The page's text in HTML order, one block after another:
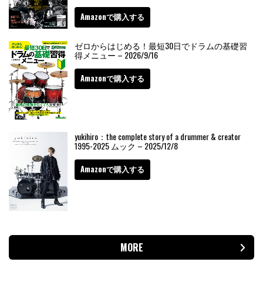
Amazonで購入する
ゼロからはじめる！最短30日でドラムの基礎習
得メニュー – 2026/9/16
Amazonで購入する
yukihiro：the complete story of a drummer & creator
1995-2025 ムック – 2025/12/8
Amazonで購入する
MORE